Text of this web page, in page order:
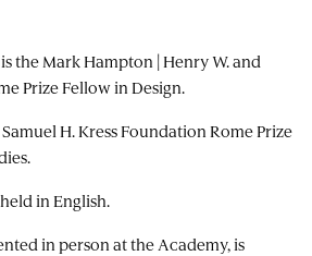
is the Mark Hampton | Henry W. and
Prize Fellow in Design.
H. Kress Foundation Rome Prize
in English.
in person at the Academy, is